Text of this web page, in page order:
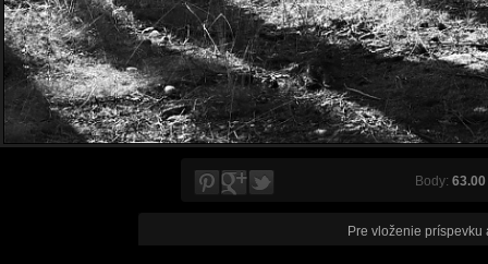
Body: 63.00
Pre vloženie